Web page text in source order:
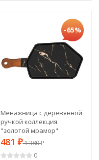
-65%
Менажница с деревянной
ручкой коллекция
"золотой мрамор"
цвет:black 35*16 см Lefard
(412-199)
481 ₽1 380₽
0